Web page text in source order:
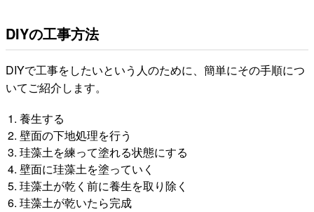
DIYの工事方法
DIYで工事をしたいという人のために、簡単にその手順につ
いてご紹介します。
養生する
壁面の下地処理を行う
珪藻土を練って塗れる状態にする
壁面に珪藻土を塗っていく
珪藻土が乾く前に養生を取り除く
珪藻土が乾いたら完成